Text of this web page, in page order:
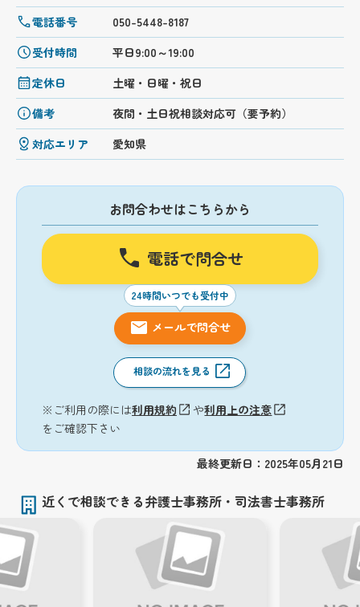
電話番号
050-5448-8187
受付時間
平日9:00～19:00
定休日
土曜・日曜・祝日
備考
夜間・土日祝相談対応可（要予約）
対応エリア
愛知県
お問合わせはこちらから
電話で問合せ
24時間いつでも受付中
メールで問合せ
相談の流れを見る
※ご利用の際には利用規約 や利用上の注意
をご確認下さい
最終更新日：2025年05月21日
近くで相談できる弁護士事務所・司法書士事務所